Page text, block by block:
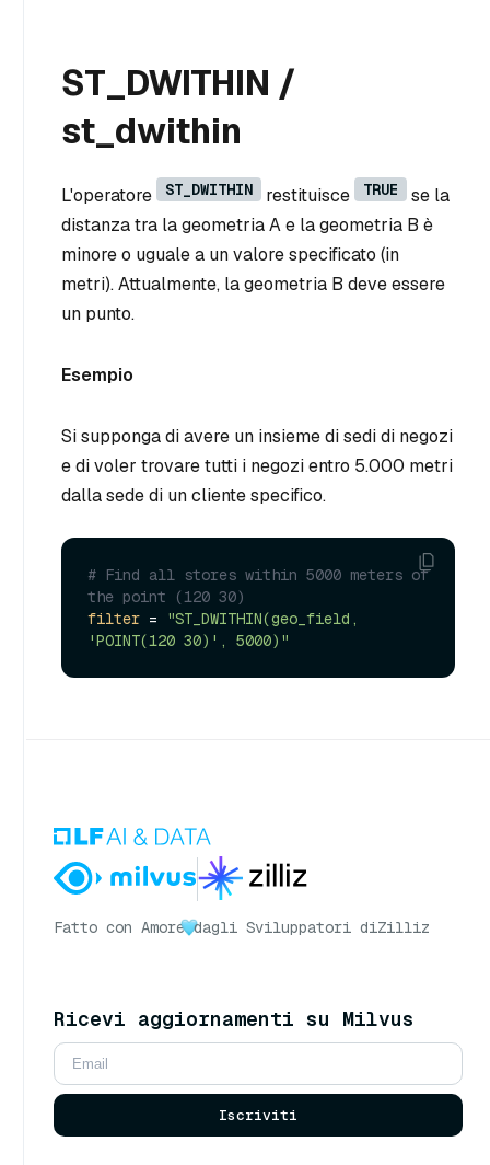
ST_DWITHIN /
st_dwithin
L'operatore ST_DWITHIN restituisce TRUE
se la
distanza tra la geometria A e la geometria B è
minore o uguale a un valore specificato (in
metri). Attualmente, la geometria B deve essere
un punto.
Esempio
Si supponga di avere un insieme di sedi di negozi
e di voler trovare tutti i negozi entro 5.000 metri
dalla sede di un cliente specifico.
# Find all stores within 5000 meters of
the point (120 30)
filter =
"ST_DWITHIN(geo_field,
'POINT(120 30)', 5000)"
Fatto con Amore dagli Sviluppatori diZilliz
Ricevi aggiornamenti su Milvus
Iscriviti